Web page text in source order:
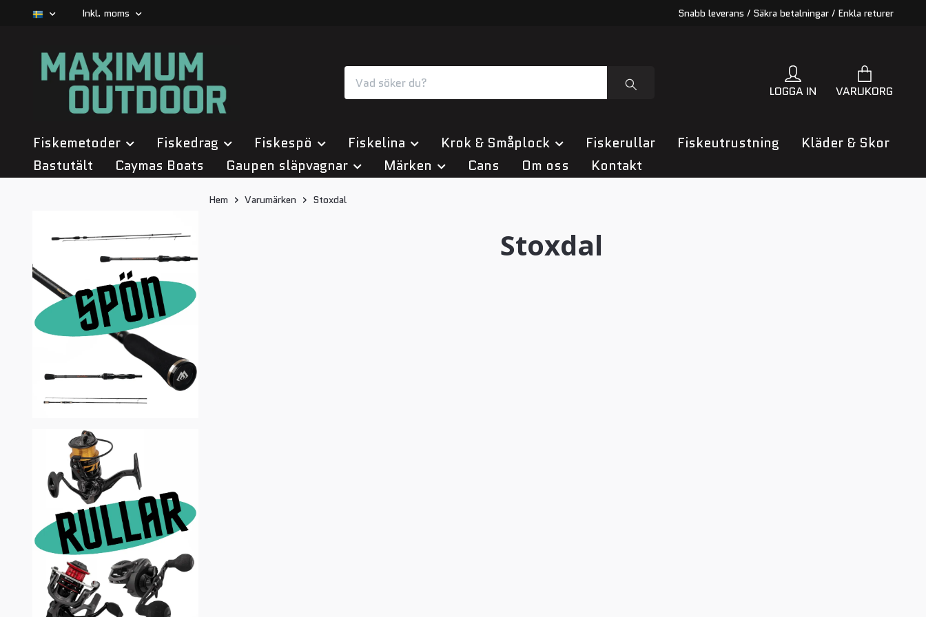
Inkl. moms Snabb leverans / Säkra betalningar / Enkla returer
LOGGA IN VARUKORG
Fiskemetoder Fiskedrag Fiskespö Fiskelina Krok & Småplock Fiskerullar Fiskeutrustning
Kläder & Skor
Bastutält
Caymas Boats Gaupen släpvagnar Märken Cans Om oss Kontakt
Hem Varumärken Stoxdal
Stoxdal